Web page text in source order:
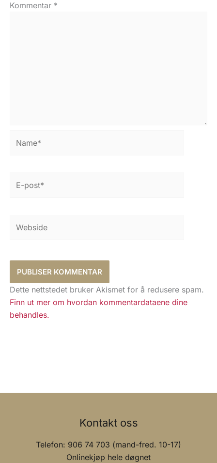
Kommentar *
post*
Dette nettstedet bruker Akismet for å redusere spam.
Finn ut mer om hvordan kommentardataene dine
behandles.
Kontakt oss
Telefon: 906 74 703 (mand-fred. 10-17)
Onlinekjøp hele døgnet